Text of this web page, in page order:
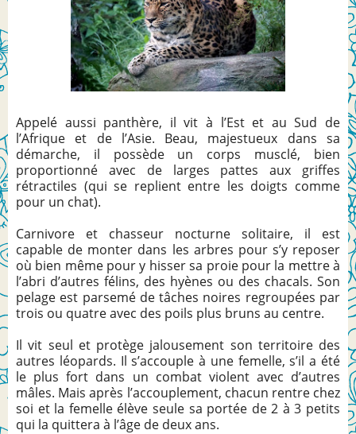
Appelé aussi panthère, il vit à l’Est et au Sud de
l’Afrique et de l’Asie. Beau, majestueux dans sa
démarche, il possède un corps musclé, bien
proportionné avec de larges pattes aux griffes
rétractiles (qui se replient entre les doigts comme
pour un chat).
Carnivore et chasseur nocturne solitaire, il est
capable de monter dans les arbres pour s’y reposer
où bien même pour y hisser sa proie pour la mettre à
l’abri d’autres félins, des hyènes ou des chacals. Son
pelage est parsemé de tâches noires regroupées par
trois ou quatre avec des poils plus bruns au centre.
Il vit seul et protège jalousement son territoire des
autres léopards. Il s’accouple à une femelle, s’il a été
le plus fort dans un combat violent avec d’autres
mâles. Mais après l’accouplement, chacun rentre chez
soi et la femelle élève seule sa portée de 2 à 3 petits
qui la quittera à l’âge de deux ans.